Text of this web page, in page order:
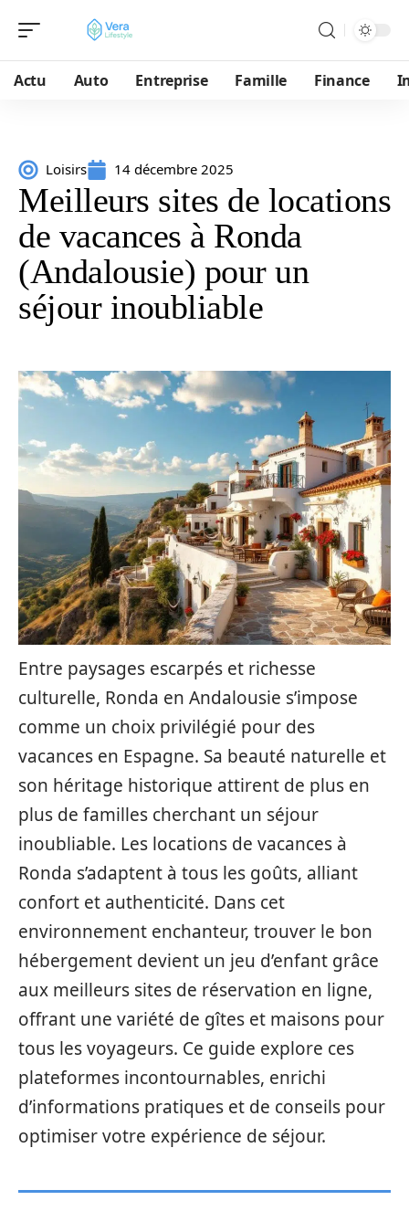
Actu Auto Entreprise Famille Finance
Loisirs 14 décembre 2025
Meilleurs sites de locations
de vacances à Ronda
(Andalousie) pour un
séjour inoubliable
Entre paysages escarpés et richesse
culturelle, Ronda en Andalousie s’impose
comme un choix privilégié pour des
vacances en Espagne. Sa beauté naturelle et
son héritage historique attirent de plus en
plus de familles cherchant un séjour
inoubliable. Les locations de vacances à
Ronda s’adaptent à tous les goûts, alliant
confort et authenticité. Dans cet
environnement enchanteur, trouver le bon
hébergement devient un jeu d’enfant grâce
aux meilleurs sites de réservation en ligne,
offrant une variété de gîtes et maisons pour
tous les voyageurs. Ce guide explore ces
plateformes incontournables, enrichi
d’informations pratiques et de conseils pour
optimiser votre expérience de séjour.